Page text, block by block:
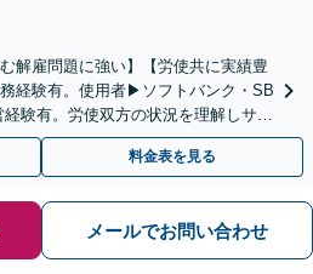
解雇問題に強い】【労使共に実績豊
経験有。使用者▶︎ソフトバンク・SB
験有。労使双方の状況を理解しサポ
可｜税理士在籍】
料金表を見る
メールでお問い合わせ